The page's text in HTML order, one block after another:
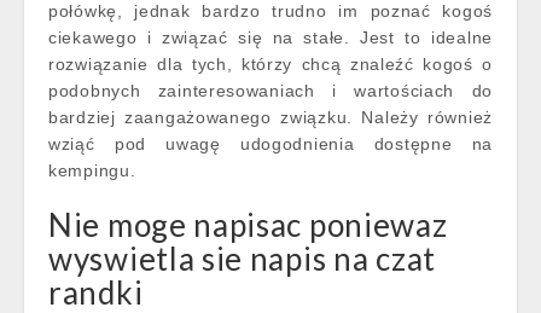
połówkę, jednak bardzo trudno im poznać kogoś
ciekawego i związać się na stałe. Jest to idealne
rozwiązanie dla tych, którzy chcą znaleźć kogoś o
podobnych zainteresowaniach i wartościach do
bardziej zaangażowanego związku. Należy również
wziąć pod uwagę udogodnienia dostępne na
kempingu.
Nie moge napisac poniewaz
wyswietla sie napis na czat
randki